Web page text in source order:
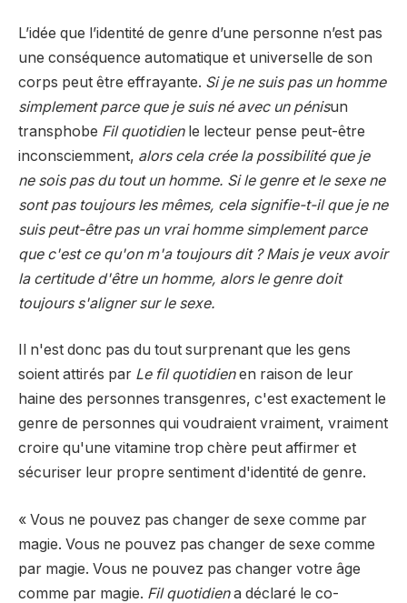
L’idée que l’identité de genre d’une personne n’est pas
une conséquence automatique et universelle de son
corps peut être effrayante. Si je ne suis pas un homme
simplement parce que je suis né avec un pénisun
transphobe Fil quotidienle lecteur pense peut-être
inconsciemment, alors cela crée la possibilité que je
ne sois pas du tout un homme. Si le genre et le sexe ne
sont pas toujours les mêmes, cela signifie-t-il que je ne
suis peut-être pas un vrai homme simplement parce
que c'est ce qu'on m'a toujours dit ? Mais je veux avoir
la certitude d'être un homme, alors le genre doit
toujours s'aligner sur le sexe.
Il n'est donc pas du tout surprenant que les gens
soient attirés par Le fil quotidienen raison de leur
haine des personnes transgenres, c'est exactement le
genre de personnes qui voudraient vraiment, vraiment
croire qu'une vitamine trop chère peut affirmer et
sécuriser leur propre sentiment d'identité de genre.
« Vous ne pouvez pas changer de sexe comme par
magie. Vous ne pouvez pas changer de sexe comme
par magie. Vous ne pouvez pas changer votre âge
comme par magie. Fil quotidiena déclaré le co-